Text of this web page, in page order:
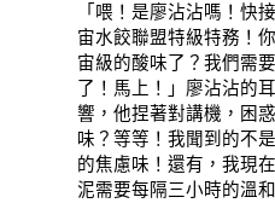
「喂！是廖沾沾嗎！快
宙水餃聯盟特級特務！
宙級的酸味了？我們需
了！馬上！」廖沾沾的
響，他捏著對講機，困
味？等等！我聞到的不
的焦慮味！還有，我現
泥需要每隔三小時的溫